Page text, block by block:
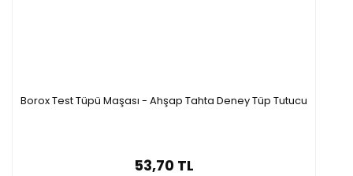
Borox Test Tüpü Maşası - Ahşap Tahta Deney Tüp Tutucu
53,70 TL